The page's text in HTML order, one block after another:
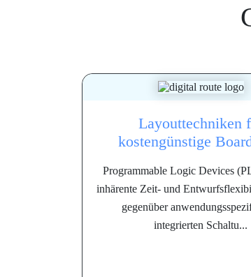
Layouttechniken
kostengünstige
Programmable Logic Devices
inhärente Zeit- und
gegenüber
integrierten Schaltu...